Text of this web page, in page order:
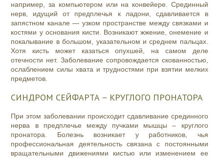
например, за компьютером или на конвейере. Срединный
нерв, идущий от предплечья к ладони, сдавливается в
запястном канале — узком пространстве между связками и
костями у основания кисти. Возникают жжение, онемение и
покалывание в большом, указательном и среднем пальцах.
Хотя кисть может казаться опухшей, на самом деле
отечности нет. Заболевание сопровождается скованностью,
ослаблением силы хвата и трудностями при взятии мелких
предметов.
СИНДРОМ СЕЙФАРТА – КРУГЛОГО ПРОНАТОРА
При этом заболевании происходит сдавливание срединного
нерва в предплечье между пучками мышцы – круглого
пронатора. Болезнь возникает у работников, чья
профессиональная деятельность связана с постоянными
вращательными движениями кистью или изменением ее